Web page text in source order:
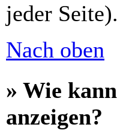
jeder Seite).
Nach oben
» Wie
anzeigen?